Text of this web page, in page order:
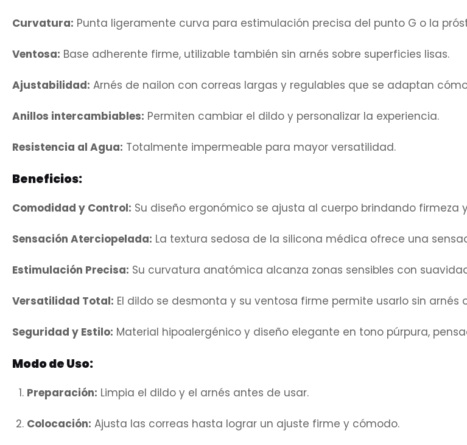
Curvatura: Punta ligeramente curva para estimulación precisa del punto G o la
Ventosa: Base adherente firme, utilizable también sin arnés sobre superficies lisas.
Ajustabilidad: Arnés de nailon con correas largas y regulables que se adaptan
Anillos intercambiables: Permiten cambiar el dildo y personalizar la experiencia.
Resistencia al Agua: Totalmente impermeable para mayor versatilidad.
Beneficios:
Comodidad y Control: Su diseño ergonómico se ajusta al cuerpo brindando firmeza
Sensación Aterciopelada: La textura sedosa de la silicona médica ofrece una
Estimulación Precisa: Su curvatura anatómica alcanza zonas sensibles con
Versatilidad Total: El dildo se desmonta y su ventosa firme permite usarlo sin arnés
Seguridad y Estilo: Material hipoalergénico y diseño elegante en tono púrpura,
Modo de Uso:
Preparación: Limpia el dildo y el arnés antes de usar.
Colocación: Ajusta las correas hasta lograr un ajuste firme y cómodo.